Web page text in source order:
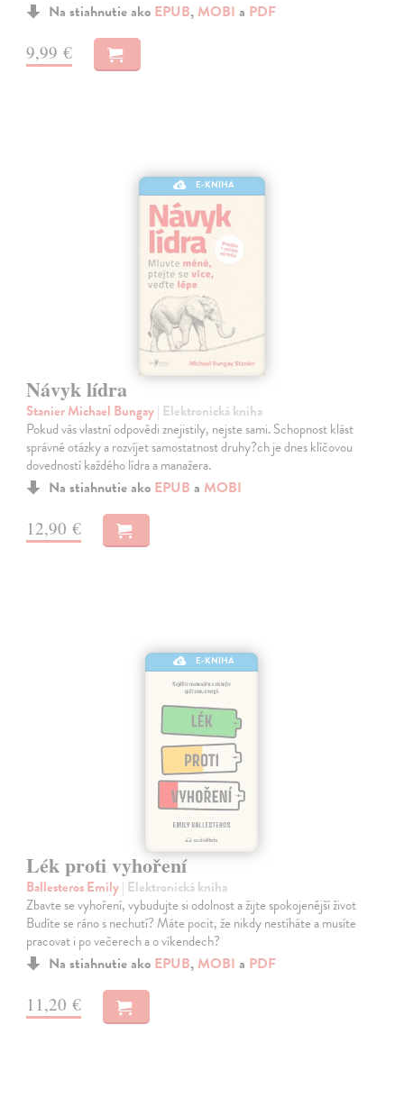
Na stiahnutie ako EPUB, MOBI a PDF
9,99 €
E-KNIHA
Návyk lídra
Stanier Michael Bungay| Elektronická kniha
Pokud vás vlastní odpovědi znejistily, nejste sami. Schopnost klást
správné otázky a rozvíjet samostatnost druhy?ch je dnes klíčovou
dovedností každého lídra a manažera.
Na stiahnutie ako EPUB a MOBI
12,90 €
E-KNIHA
Lék proti vyhoření
Ballesteros Emily| Elektronická kniha
Zbavte se vyhoření, vybudujte si odolnost a žijte spokojenější život
Budíte se ráno s nechutí? Máte pocit, že nikdy nestíháte a musíte
pracovat i po večerech a o víkendech?
Na stiahnutie ako EPUB, MOBI a PDF
11,20 €